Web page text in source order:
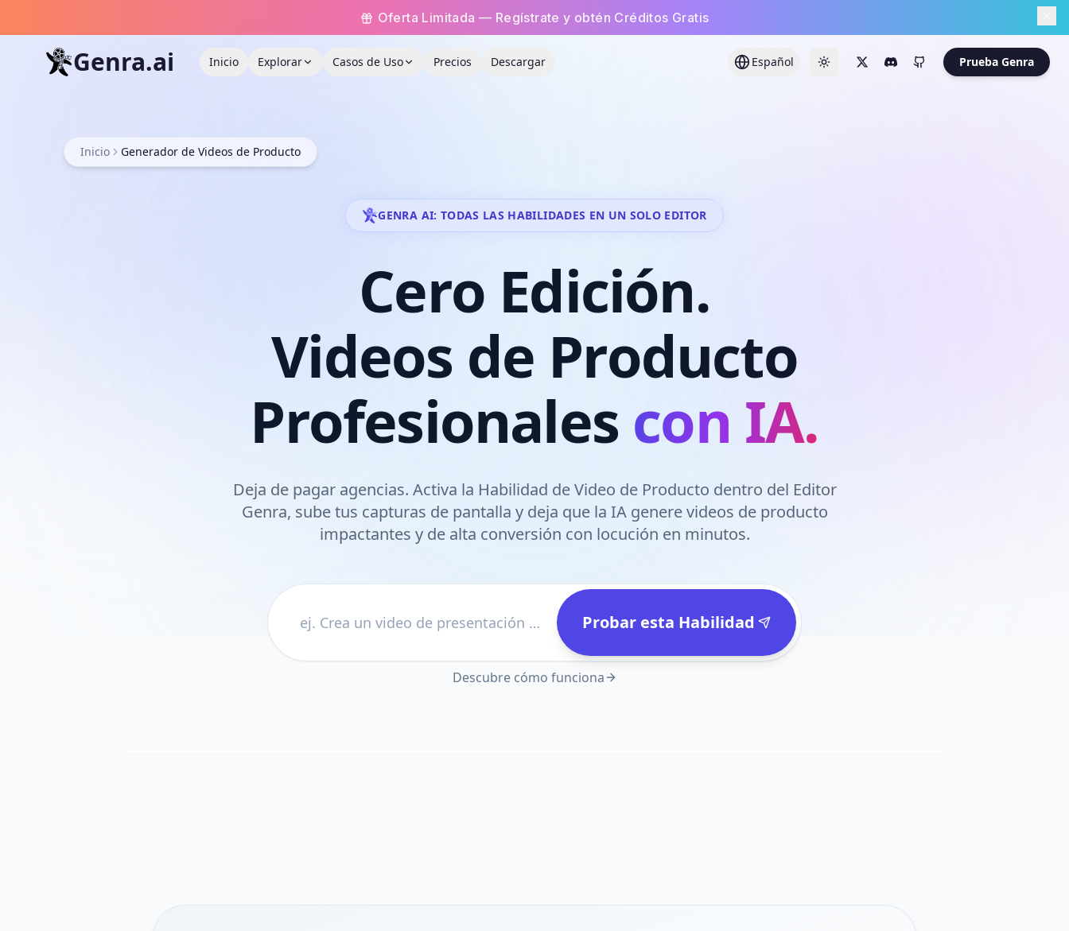
Oferta Limitada — Regístrate y obtén Créditos Gratis
Genra.ai Inicio Explorar Casos de Uso Precios Descargar Español Prueba Genra
Inicio Generador de Videos de Producto
GENRA AI: TODAS LAS HABILIDADES EN UN SOLO EDITOR
Cero Edición.
Videos de Producto
Profesionales con IA.
Deja de pagar agencias. Activa la Habilidad de Video de Producto dentro del Editor
Genra, sube tus capturas de pantalla y deja que la IA genere videos de producto
impactantes y de alta conversión con locución en minutos.
ej. Crea un video de presentación de este sofá Probar esta Habilidad
Descubre cómo funciona